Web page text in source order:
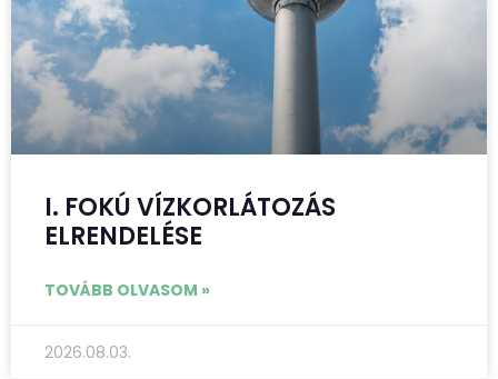
I. FOKÚ VÍZKORLÁTOZÁS
ELRENDELÉSE
TOVÁBB OLVASOM »
2026.08.03.